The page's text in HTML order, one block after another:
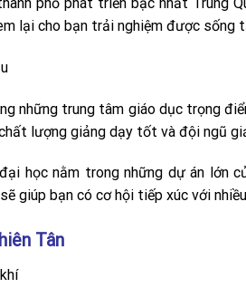
lại cho bạn trải nghiệm được sống
những trung tâm giáo dục trọng
lượng giảng dạy tốt và đội ngũ
học nằm trong những dự án lớn
giúp bạn có cơ hội tiếp xúc với
Tân